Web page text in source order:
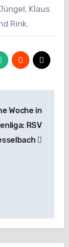
Klaus
Rink.
Woche in
RSV